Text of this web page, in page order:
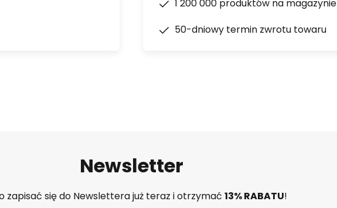
1 200 000 produktów na magazynie
50-dniowy termin zwrotu towaru
Newsletter
zapisać się do Newslettera już teraz i otrzymać 13% RABATU!